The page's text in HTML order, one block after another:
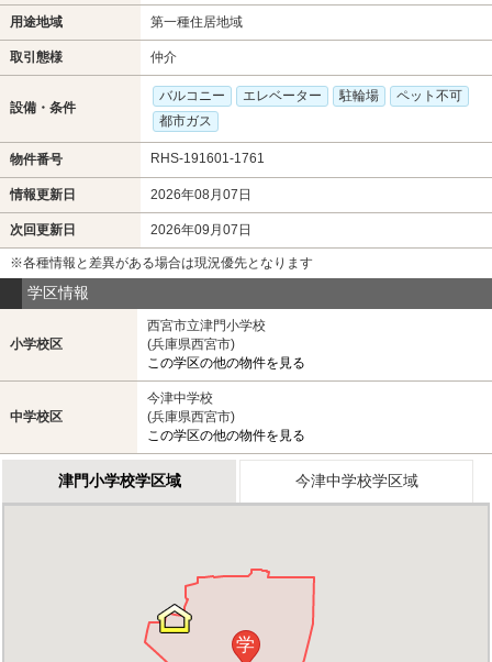
用途地域 第一種住居地域
取引態様 仲介
設備・条件
バルコニー エレベーター 駐輪場
ペット不可
都市ガス
物件番号 RHS-191601-1761
情報更新日 2026年08月07日
次回更新日 2026年09月07日
※各種情報と差異がある場合は現況優先となります
学区情報
小学校区
西宮市立津門小学校
(兵庫県西宮市)
この学区の他の物件を見る
中学校区
今津中学校
(兵庫県西宮市)
この学区の他の物件を見る
津門小学校学区域 今津中学校学区域
学